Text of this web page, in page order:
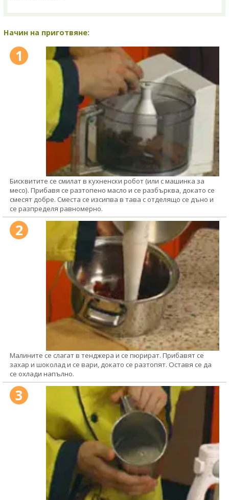
Начин на приготвяне:
1
Бисквитите се смилат в кухненски робот (или с машинка за
месо). Прибавя се разтопено масло и се разбърква, докато се
смесят добре. Сместа се изсипва в тава с отделящо се дъно и
се разпределя равномерно.
2
Малините се слагат в тенджера и се пюрират. Прибавят се
захар и шоколад и се вари, докато се разтопят. Оставя се да
се охлади напълно.
3